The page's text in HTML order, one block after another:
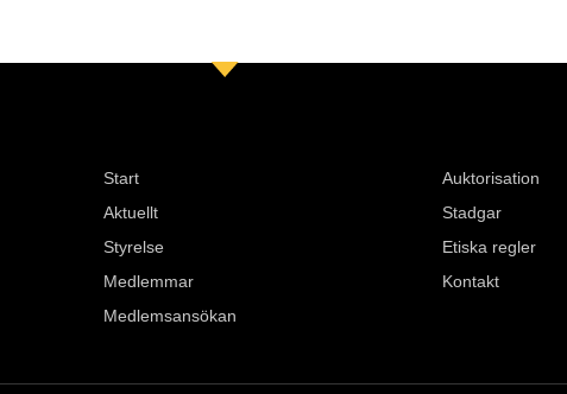
Start
Aktuellt
Styrelse
Medlemmar
Medlemsansökan
Auktorisation
Stadgar
Etiska regler
Kontakt